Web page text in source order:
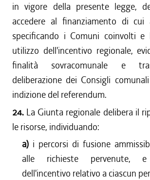
in vigore della presente legge,
accedere al finanziamento di
specificando i Comuni coinvolti
utilizzo dell'incentivo regionale,
finalità sovracomunale e
deliberazione dei Consigli
indizione del referendum.
24. La Giunta regionale delibera il
le risorse, individuando:
a) i percorsi di fusione
alle richieste pervenute, e
dell'incentivo relativo a ciascun